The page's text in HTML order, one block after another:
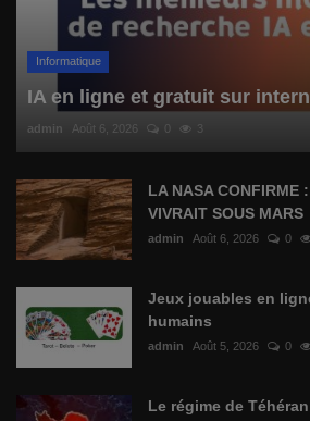
Informatique
IA en ligne et gratuit sur
admin Août 6, 2026 0 3
LA NASA CONFIRME
VIVRAIT SOUS MARS
admin Août 6, 2026 0
Jeux jouables en
humains
admin Août 5, 2026 0
Le régime de